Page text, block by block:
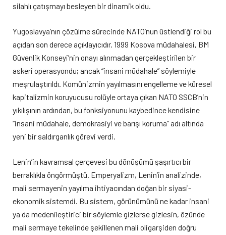
silahlı çatışmayı besleyen bir dinamik oldu.
Yugoslavya’nın çözülme sürecinde NATO’nun üstlendiği rol bu
açıdan son derece açıklayıcıdır. 1999 Kosova müdahalesi, BM
Güvenlik Konseyi’nin onayı alınmadan gerçekleştirilen bir
askeri operasyondu; ancak “insani müdahale” söylemiyle
meşrulaştırıldı. Komünizmin yayılmasını engelleme ve küresel
kapitalizmin koruyucusu rolüyle ortaya çıkan NATO SSCB’nin
yıkılışının ardından, bu fonksiyonunu kaybedince kendisine
“insani müdahale, demokrasiyi ve barışı koruma” adı altında
yeni bir saldırganlık görevi verdi.
Lenin’in kavramsal çerçevesi bu dönüşümü şaşırtıcı bir
berraklıkla öngörmüştü. Emperyalizm, Lenin’in analizinde,
mali sermayenin yayılma ihtiyacından doğan bir siyasi-
ekonomik sistemdi. Bu sistem, görünümünü ne kadar insani
ya da medenileştirici bir söylemle gizlerse gizlesin, özünde
mali sermaye tekelinde şekillenen mali oligarşiden doğru